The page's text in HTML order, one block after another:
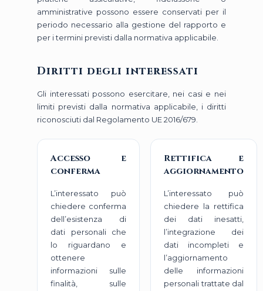
amministrative possono essere conservati per il
periodo necessario alla gestione del rapporto e
per i termini previsti dalla normativa applicabile.
Diritti degli interessati
Gli interessati possono esercitare, nei casi e nei
limiti previsti dalla normativa applicabile, i diritti
riconosciuti dal Regolamento UE 2016/679.
Accesso e
conferma
L’interessato può
chiedere conferma
dell’esistenza di
dati personali che
lo riguardano e
ottenere
informazioni sulle
finalità, sulle
Rettifica e
aggiornamento
L’interessato può
chiedere la rettifica
dei dati inesatti,
l’integrazione dei
dati incompleti e
l’aggiornamento
delle informazioni
personali trattate dal